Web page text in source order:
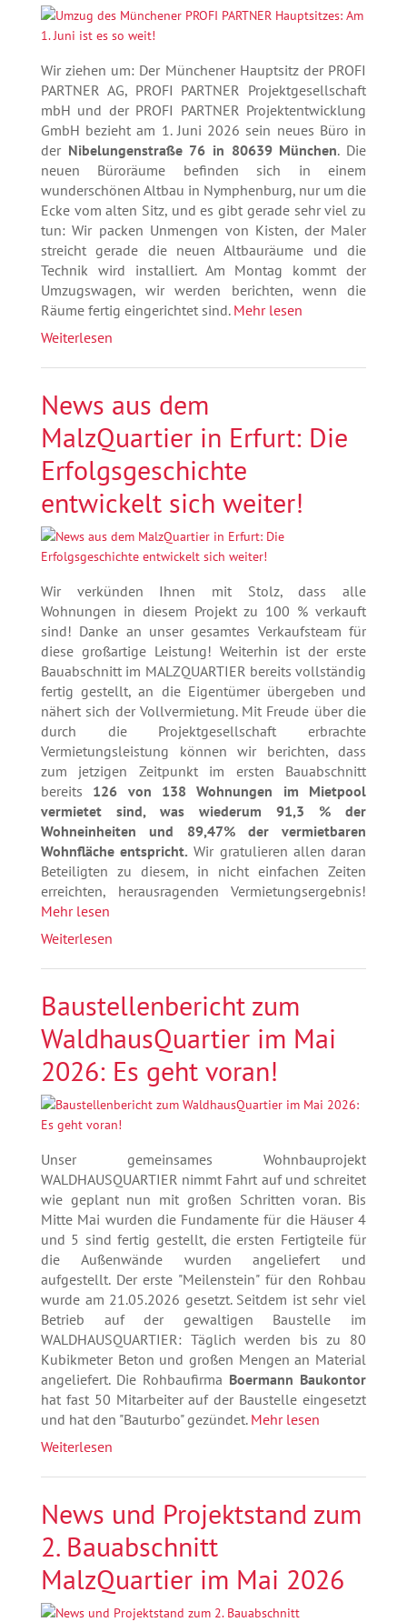
Wir ziehen um: Der Münchener Hauptsitz der PROFI
PARTNER AG, PROFI PARTNER Projektgesellschaft
mbH und der PROFI PARTNER Projektentwicklung
GmbH bezieht am 1. Juni 2026 sein neues Büro in
der Nibelungenstraße 76 in 80639 München. Die
neuen Büroräume befinden sich in einem
wunderschönen Altbau in Nymphenburg, nur um die
Ecke vom alten Sitz, und es gibt gerade sehr viel zu
tun: Wir packen Unmengen von Kisten, der Maler
streicht gerade die neuen Altbauräume und die
Technik wird installiert. Am Montag kommt der
Umzugswagen, wir werden berichten, wenn die
Räume fertig eingerichtet sind. Mehr lesen
Weiterlesen
News aus dem
MalzQuartier in Erfurt: Die
Erfolgsgeschichte
entwickelt sich weiter!
Wir verkünden Ihnen mit Stolz, dass alle
Wohnungen in diesem Projekt zu 100 % verkauft
sind! Danke an unser gesamtes Verkaufsteam für
diese großartige Leistung! Weiterhin ist der erste
Bauabschnitt im MALZQUARTIER bereits vollständig
fertig gestellt, an die Eigentümer übergeben und
nähert sich der Vollvermietung. Mit Freude über die
durch die Projektgesellschaft erbrachte
Vermietungsleistung können wir berichten, dass
zum jetzigen Zeitpunkt im ersten Bauabschnitt
bereits 126 von 138 Wohnungen im Mietpool
vermietet sind, was wiederum 91,3 % der
Wohneinheiten und 89,47% der vermietbaren
Wohnfläche entspricht. Wir gratulieren allen daran
Beteiligten zu diesem, in nicht einfachen Zeiten
erreichten, herausragenden Vermietungsergebnis!
Mehr lesen
Weiterlesen
Baustellenbericht zum
WaldhausQuartier im Mai
2026: Es geht voran!
Unser gemeinsames Wohnbauprojekt
WALDHAUSQUARTIER nimmt Fahrt auf und schreitet
wie geplant nun mit großen Schritten voran. Bis
Mitte Mai wurden die Fundamente für die Häuser 4
und 5 sind fertig gestellt, die ersten Fertigteile für
die Außenwände wurden angeliefert und
aufgestellt. Der erste "Meilenstein" für den Rohbau
wurde am 21.05.2026 gesetzt. Seitdem ist sehr viel
Betrieb auf der gewaltigen Baustelle im
WALDHAUSQUARTIER: Täglich werden bis zu 80
Kubikmeter Beton und großen Mengen an Material
angeliefert. Die Rohbaufirma Boermann Baukontor
hat fast 50 Mitarbeiter auf der Baustelle eingesetzt
und hat den "Bauturbo" gezündet. Mehr lesen
Weiterlesen
News und Projektstand zum
2. Bauabschnitt
MalzQuartier im Mai 2026